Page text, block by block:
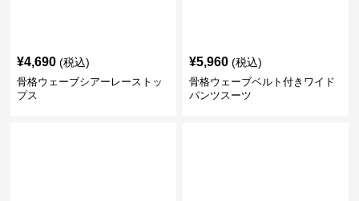
¥4,690 (税込)
骨格ウェーブシアーレーストッ
プス
¥5,960 (税込)
骨格ウェーブベルト付きワイド
パンツスーツ